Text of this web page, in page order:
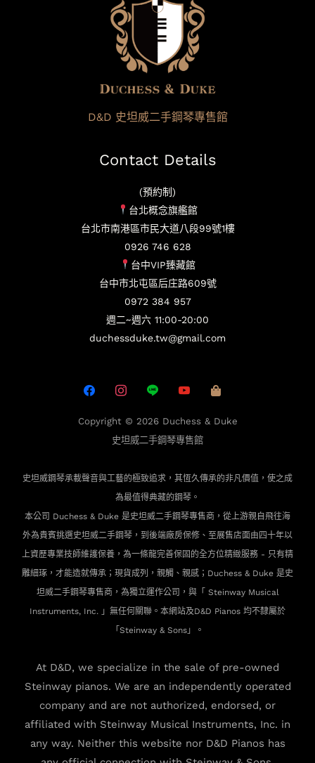
D&D 史坦威二手鋼琴專售館
Contact Details
(預約制)
台北概念旗艦館
台北市南港區市民大道八段99號1樓
0926 746 628
台中VIP臻藏館
台中市北屯區后庄路609號
0972 384 957
週二~週六 11:00-20:00
duchessduke.tw@gmail.com
Copyright © 2026 Duchess & Duke
史坦威二手鋼琴專售館
史坦威鋼琴承載聲音與工藝的極致追求，其恆久傳承的非凡價值，使之成
為最值得典藏的鋼琴。
本公司 Duchess & Duke 是史坦威二手鋼琴專售商，從上游親自飛往海
外為貴賓挑選史坦威二手鋼琴，到後端廠房保修、至展售店面由四十年以
上資歷專業技師維護保養，為一條龍完善保固的全方位精緻服務 - 只有精
雕細琢，才能造就傳承；現貨成列，親觸、親感；Duchess & Duke 是史
坦威二手鋼琴專售商，為獨立運作公司，與「 Steinway Musical
Instruments, Inc. 」無任何關聯。本網站及D&D Pianos 均不隸屬於
「Steinway & Sons」。
At D&D, we specialize in the sale of pre-owned
Steinway pianos. We are an independently operated
company and are not authorized, endorsed, or
affiliated with Steinway Musical Instruments, Inc. in
any way. Neither this website nor D&D Pianos has